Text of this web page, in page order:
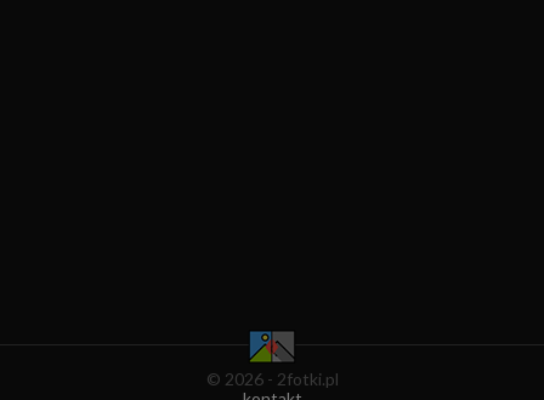
© 2026 - 2fotki.pl